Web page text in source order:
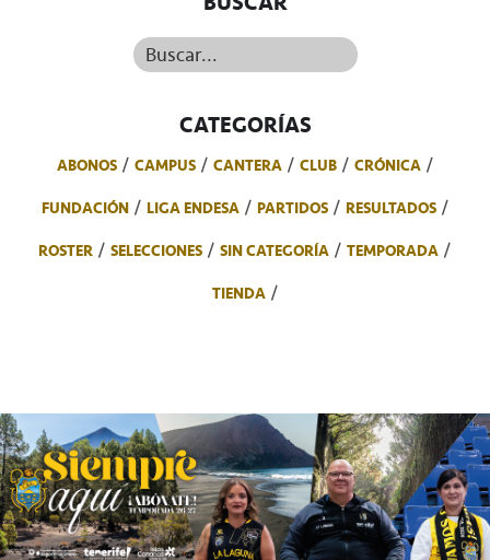
Buscar...
CATEGORÍAS
ABONOS CAMPUS CANTERA CLUB
CRÓNICA
FUNDACIÓN
LIGA ENDESA PARTIDOS
RESULTADOS
ROSTER
SELECCIONES SIN CATEGORÍA
TEMPORADA
TIENDA